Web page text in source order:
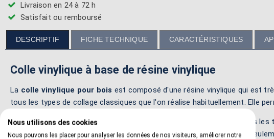
Livraison en 24 à 72 h
Satisfait ou remboursé
DESCRIPTIF FICHE TECHNIQUE CARACTÉRISTIQUES
Colle vinylique à base de résine vinylique
La colle vinylique pour bois est composé d'une résine vinylique qui est
tous les types de collage classiques que l'on réalise habituellement. Elle
Cette colle à bois vinylique est recommandée pour une utilisation dans
séchage est ultra rapide car le collage tient parfaitement bien après
Nous utilisons des cookies
Nous pouvons les placer pour analyser les données de nos visiteurs, améliorer notre